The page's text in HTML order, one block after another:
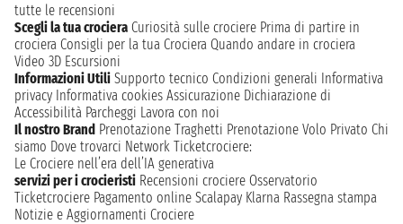
tutte le recensioni
Scegli la tua crociera Curiosità sulle crociere Prima di partire in
crociera Consigli per la tua Crociera Quando andare in crociera
Video 3D Escursioni
Informazioni Utili Supporto tecnico Condizioni generali Informativa
privacy Informativa cookies Assicurazione Dichiarazione di
Accessibilità Parcheggi Lavora con noi
Il nostro Brand Prenotazione Traghetti Prenotazione Volo Privato Chi
siamo Dove trovarci Network Ticketcrociere:
Le Crociere nell’era dell’IA generativa
servizi per i crocieristi Recensioni crociere Osservatorio
Ticketcrociere Pagamento online Scalapay Klarna Rassegna stampa
Notizie e Aggiornamenti Crociere